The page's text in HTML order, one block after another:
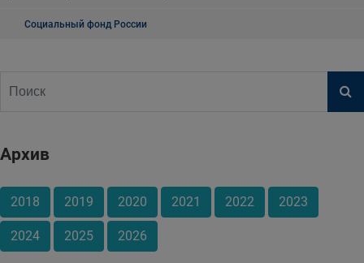
Социальный фонд России
Архив
2018 2019 2020 2021 2022 2023
2024 2025 2026